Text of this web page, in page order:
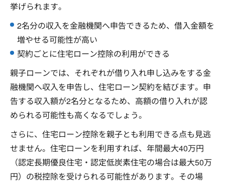
挙げられます。
2名分の収入を金融機関へ申告できるため、借入金額を
増やせる可能性が高い
契約ごとに住宅ローン控除の利用ができる
親子ローンでは、それぞれが借り入れ申し込みをする金
融機関へ収入を申告し、住宅ローン契約を結びます。申
告する収入額が2名分となるため、高額の借り入れが認
められる可能性も高くなるでしょう。
さらに、住宅ローン控除を親子とも利用できる点も見逃
せません。住宅ローンを利用すれば、年間最大40万円
（認定長期優良住宅・認定低炭素住宅の場合は最大50万
円）の税控除を受けられる可能性があります。その場